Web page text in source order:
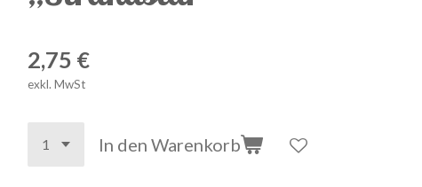
2,75 €
exkl. MwSt
In den Warenkorb